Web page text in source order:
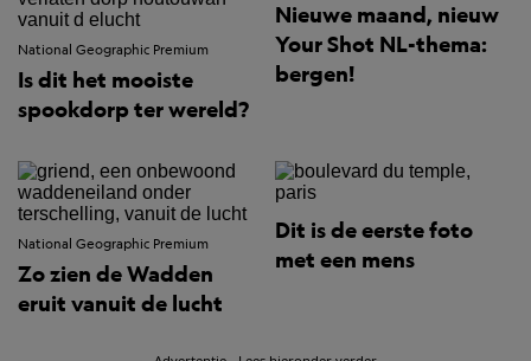
National Geographic Premium
Is dit het mooiste
spookdorp ter wereld?
Nieuwe maand, nieuw
Your Shot NL-thema:
bergen!
National Geographic Premium
Zo zien de Wadden
eruit vanuit de lucht
Dit is de eerste foto
met een mens